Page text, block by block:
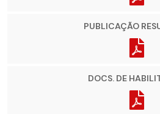
PUBLICAÇÃO
DOCS. DE